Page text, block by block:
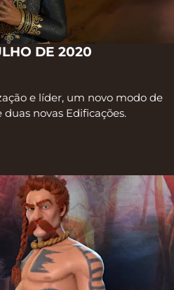
DE 2020
e líder, um novo modo de
novas Edificações.